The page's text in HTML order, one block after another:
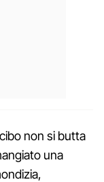
non si butta
una